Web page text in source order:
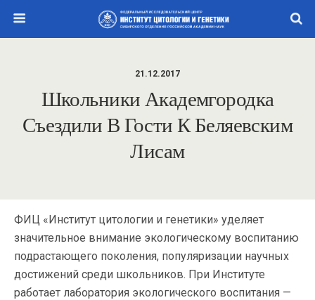
21.12.2017
Школьники Академгородка
Съездили В Гости К Беляевским
Лисам
ФИЦ «Институт цитологии и генетики» уделяет
значительное внимание экологическому воспитанию
подрастающего поколения, популяризации научных
достижений среди школьников. При Институте
работает лаборатория экологического воспитания —